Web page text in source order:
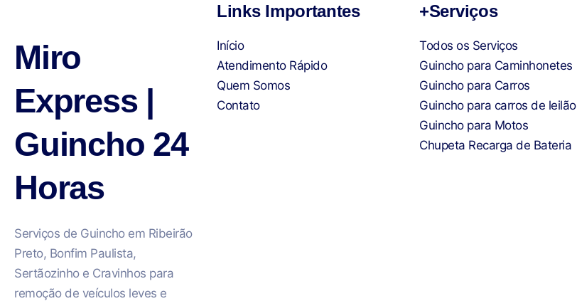
Miro
Express |
Guincho 24
Horas
Serviços de Guincho em Ribeirão
Preto, Bonfim Paulista,
Sertãozinho e Cravinhos para
remoção de veículos leves e
Links Importantes
Início
Atendimento Rápido
Quem Somos
Contato
+Serviços
Todos os Serviços
Guincho para Caminhonetes
Guincho para Carros
Guincho para carros de leilão
Guincho para Motos
Chupeta Recarga de Bateria